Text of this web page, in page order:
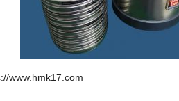
www.hmk17.com